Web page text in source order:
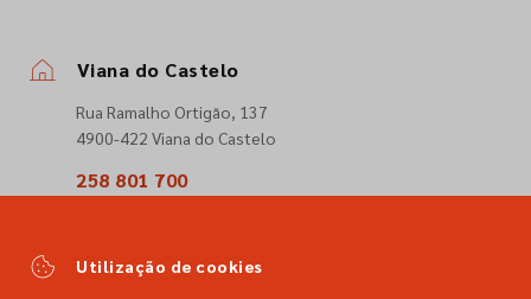
Viana do Castelo
Rua Ramalho Ortigão, 137
4900-422 Viana do Castelo
258 801 700
comercial@dimacer.com
Utilização de cookies